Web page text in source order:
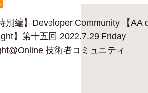
別編】Developer Community 【AA
】第十五回 2022.7.29 Friday
技術者コミュニティ